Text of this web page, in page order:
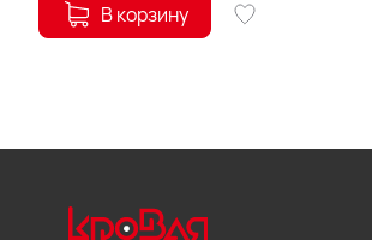
В корзину